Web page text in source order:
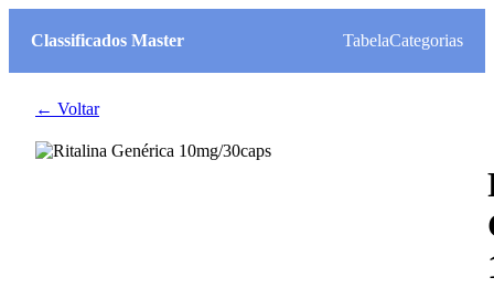
Classificados Master TabelaCategorias
← Voltar